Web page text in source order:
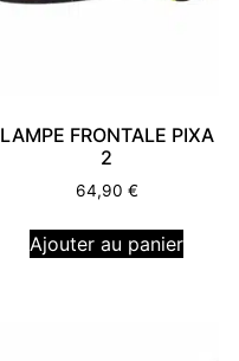
LAMPE FRONTALE PIXA
2
64,90 €
Ajouter au panier